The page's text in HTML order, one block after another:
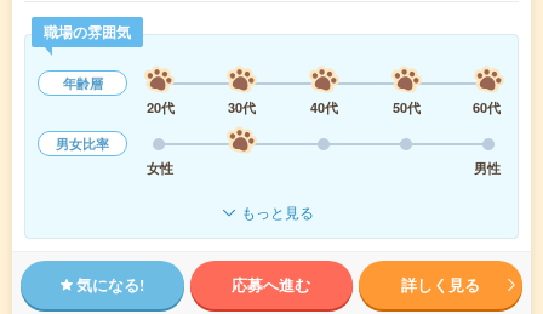
職場の雰囲気
年齢層
20代
30代 40代 50代
60代
男女比率
女性
男性
もっと見る
気になる! 応募へ進む 詳しく見る